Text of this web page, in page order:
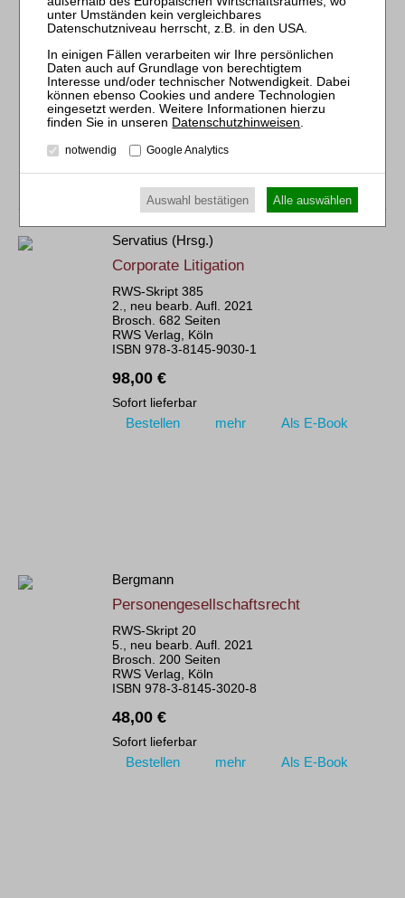
ISBN 978-3-8145-7808-8
118,00 €
Sofort lieferbar
Bestellen mehr Als E-Book
Servatius (Hrsg.)
Corporate Litigation
RWS-Skript 385
2., neu bearb. Aufl. 2021
Brosch. 682 Seiten
RWS Verlag, Köln
ISBN 978-3-8145-9030-1
98,00 €
Sofort lieferbar
Bestellen mehr Als E-Book
Bergmann
Personengesellschaftsrecht
RWS-Skript 20
5., neu bearb. Aufl. 2021
Brosch. 200 Seiten
RWS Verlag, Köln
ISBN 978-3-8145-3020-8
48,00 €
Sofort lieferbar
Bestellen mehr Als E-Book
Datenschutzhinweisen
notwendig Google Analytics
Auswahl bestätigen Alle auswählen